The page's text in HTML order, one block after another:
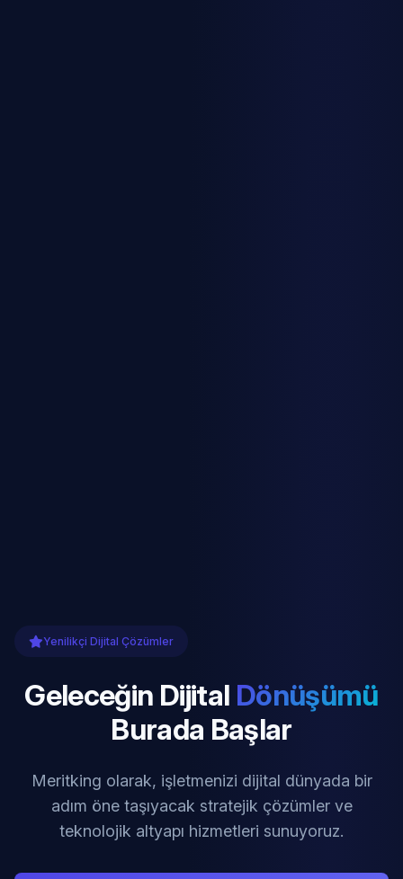
Yenilikçi Dijital Çözümler
Geleceğin Dijital Dönüşümü
Burada Başlar
Meritking olarak, işletmenizi dijital dünyada bir
adım öne taşıyacak stratejik çözümler ve
teknolojik altyapı hizmetleri sunuyoruz.